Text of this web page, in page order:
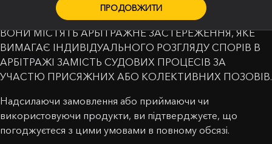
ПРОДОВЖИТИ
БУДЬ ЛАСКА, УВАЖНО ПРОЧИТАЙТЕ ЦІ УМОВИ!
ВОНИ МІСТЯТЬ АРБІТРАЖНЕ ЗАСТЕРЕЖЕННЯ, ЯКЕ
ВИМАГАЄ ІНДИВІДУАЛЬНОГО РОЗГЛЯДУ СПОРІВ В
АРБІТРАЖІ ЗАМІСТЬ СУДОВИХ ПРОЦЕСІВ ЗА
УЧАСТЮ ПРИСЯЖНИХ АБО КОЛЕКТИВНИХ ПОЗОВІВ.
Надсилаючи замовлення або приймаючи чи
використовуючи продукти, ви підтверджуєте, що
погоджуєтеся з цими умовами в повному обсязі.